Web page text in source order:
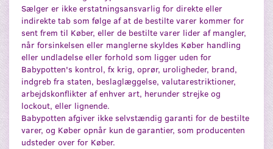
Sælger er ikke erstatningsansvarlig for direkte eller
indirekte tab som følge af at de bestilte varer kommer for
sent frem til Køber, eller de bestilte varer lider af mangler,
når forsinkelsen eller manglerne skyldes Køber handling
eller undladelse eller forhold som ligger uden for
Babypotten's kontrol, fx krig, oprør, uroligheder, brand,
indgreb fra staten, beslaglæggelse, valutarestriktioner,
arbejdskonflikter af enhver art, herunder strejke og
lockout, eller lignende.
Babypotten afgiver ikke selvstændig garanti for de bestilte
varer, og Køber opnår kun de garantier, som producenten
udsteder over for Køber.